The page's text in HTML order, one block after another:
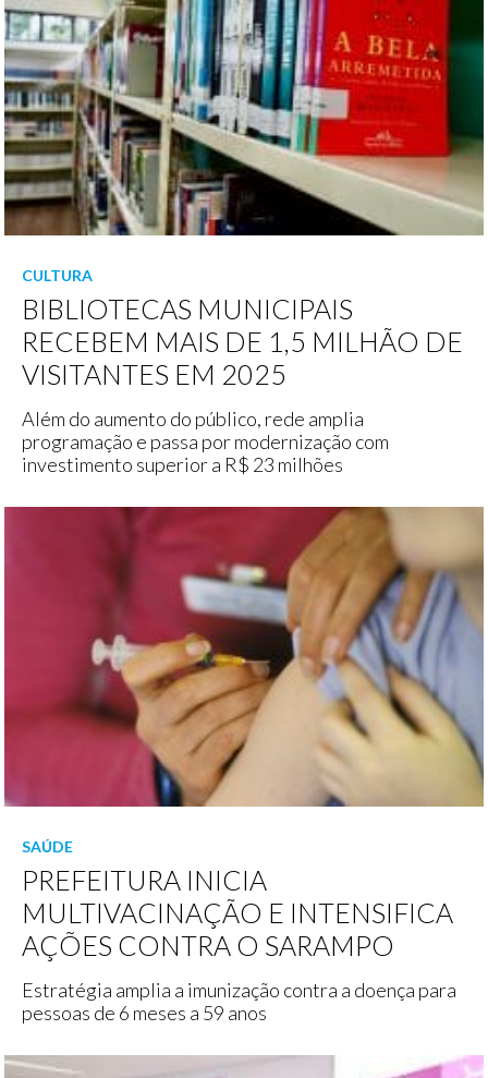
CULTURA
BIBLIOTECAS MUNICIPAIS
RECEBEM MAIS DE 1,5 MILHÃO DE
VISITANTES EM 2025
Além do aumento do público, rede amplia
programação e passa por modernização com
investimento superior a R$ 23 milhões
SAÚDE
PREFEITURA INICIA
MULTIVACINAÇÃO E INTENSIFICA
AÇÕES CONTRA O SARAMPO
Estratégia amplia a imunização contra a doença para
pessoas de 6 meses a 59 anos